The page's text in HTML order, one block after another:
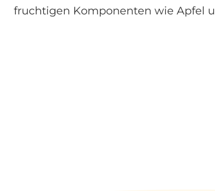
fruchtigen Komponenten wie Apfel